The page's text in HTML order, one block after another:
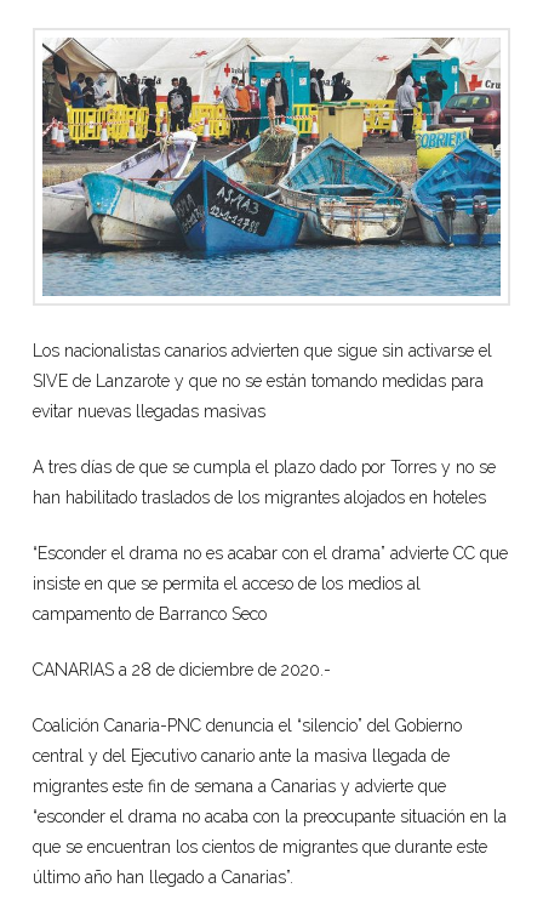
Los nacionalistas canarios advierten que sigue sin activarse el
SIVE de Lanzarote y que no se están tomando medidas para
evitar nuevas llegadas masivas
A tres días de que se cumpla el plazo dado por Torres y no se
han habilitado traslados de los migrantes alojados en hoteles
“Esconder el drama no es acabar con el drama” advierte CC que
insiste en que se permita el acceso de los medios al
campamento de Barranco Seco
CANARIAS a 28 de diciembre de 2020.-
Coalición Canaria-PNC denuncia el “silencio” del Gobierno
central y del Ejecutivo canario ante la masiva llegada de
migrantes este fin de semana a Canarias y advierte que
“esconder el drama no acaba con la preocupante situación en la
que se encuentran los cientos de migrantes que durante este
último año han llegado a Canarias”.